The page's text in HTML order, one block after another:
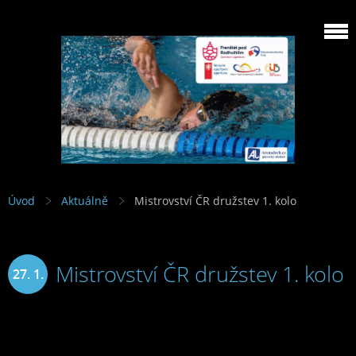
Úvod Aktuálně Mistrovství ČR družstev 1. kolo
27. 1. Mistrovství ČR družstev 1. kolo